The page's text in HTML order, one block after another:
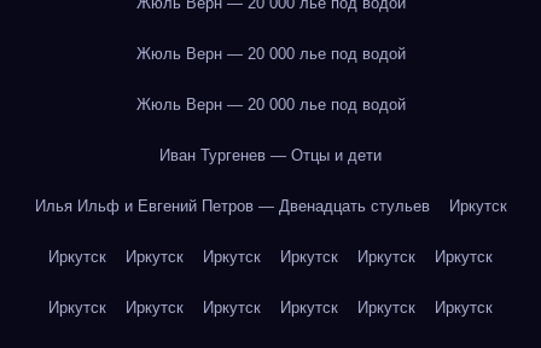
Жюль Верн — 20 000 лье под водой
Жюль Верн — 20 000 лье под водой
Иван Тургенев — Отцы и дети
Илья Ильф и Евгений Петров — Двенадцать стульев Иркутск
Иркутск Иркутск Иркутск Иркутск Иркутск Иркутск
Иркутск Иркутск Иркутск Иркутск Иркутск Иркутск